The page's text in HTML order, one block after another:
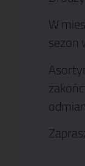
W
sezon